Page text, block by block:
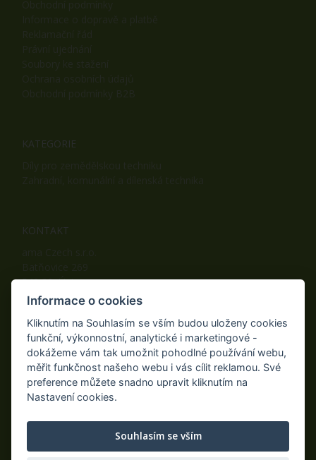
KATEGORIE
KONTAKT
542 32, Úpice
Telefon: +420 498 100 050
Fax: +420 498 100 051
E-mail:info@ama-zahrada.cz
Web:www.ama-zahrada.cz
NAJDETE NÁS TAKÉ NA:
Informace o cookies
Kliknutím na Souhlasím se vším budou uloženy cookies
funkční, výkonnostní, analytické i marketingové -
dokážeme vám tak umožnit pohodlné používání webu,
měřit funkčnost našeho webu i vás cílit reklamou. Své
preference můžete snadno upravit kliknutím na
Nastavení cookies.
Souhlasím se vším